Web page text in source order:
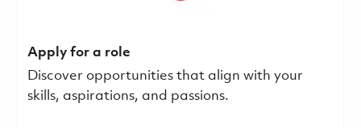
Apply for a role
Discover opportunities that align with your
skills, aspirations, and passions.